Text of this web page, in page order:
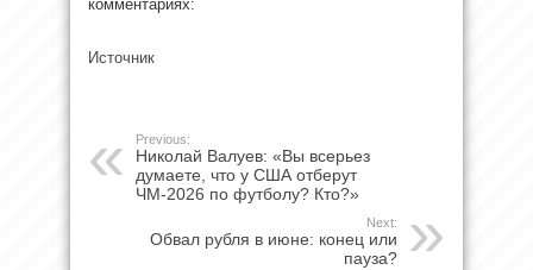
комментариях:
Источник
Previous:
Николай Валуев: «Вы всерьез
думаете, что у США отберут
ЧМ-2026 по футболу? Кто?»
Next:
Обвал рубля в июне: конец или
пауза?